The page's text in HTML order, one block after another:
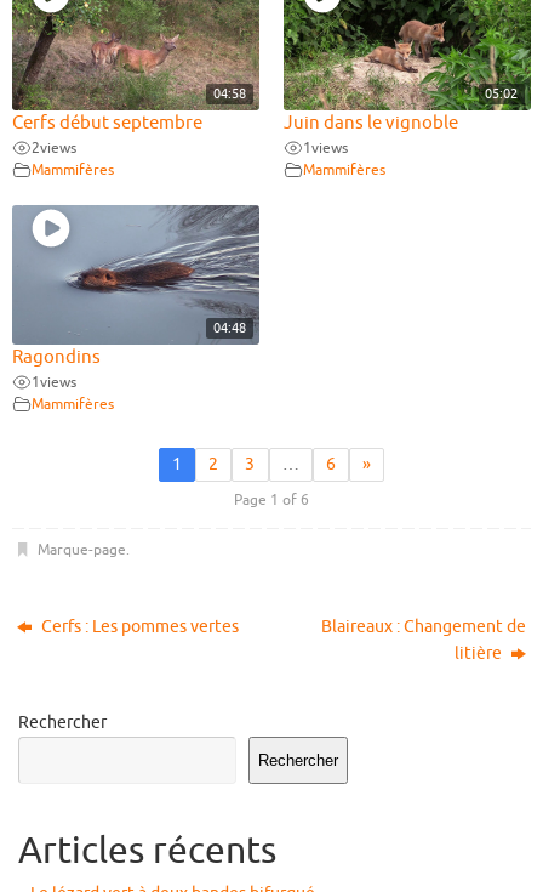
04:58
Cerfs début septembre
2views
Mammifères
05:02
Juin dans le vignoble
1views
Mammifères
04:48
Ragondins
1views
Mammifères
1 2 3 … 6 »
Page 1 of 6
Marque-page.
Cerfs : Les pommes vertes
Blaireaux : Changement de
litière
Rechercher
Rechercher
Articles récents